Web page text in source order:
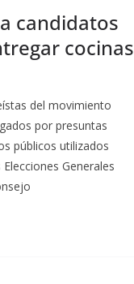
candidatos
cocinas
del movimiento
por presuntas
públicos utilizados
Generales